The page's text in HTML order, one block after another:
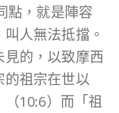
點，就是陣容
人無法抵擋。
的，以致摩西
祖宗在世以
10:6）而「祖